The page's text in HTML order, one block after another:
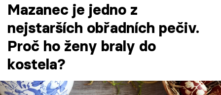
Témata
Recepty
Mazanec je jedno z
nejstarších obřadních pečiv.
Proč ho ženy braly do
kostela?